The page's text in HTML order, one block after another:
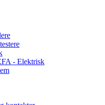
- Elektrisk